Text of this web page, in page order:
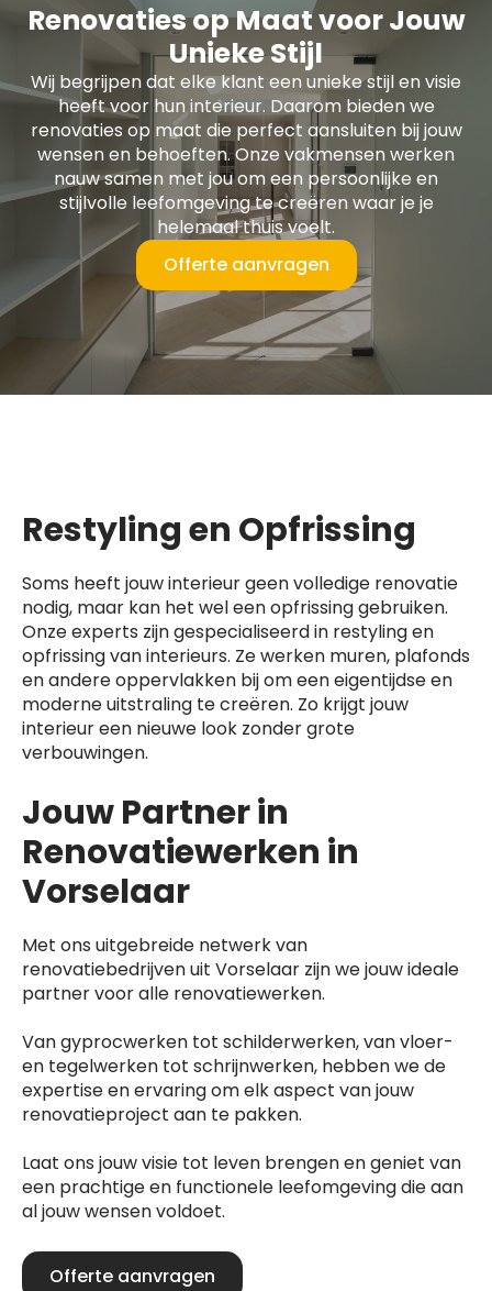
Renovaties op Maat voor Jouw
Unieke Stijl
Wij begrijpen dat elke klant een unieke stijl en visie
heeft voor hun interieur. Daarom bieden we
renovaties op maat die perfect aansluiten bij jouw
wensen en behoeften. Onze vakmensen werken
nauw samen met jou om een persoonlijke en
stijlvolle leefomgeving te creëren waar je je
helemaal thuis voelt.
Offerte aanvragen
Restyling en Opfrissing
Soms heeft jouw interieur geen volledige renovatie
nodig, maar kan het wel een opfrissing gebruiken.
Onze experts zijn gespecialiseerd in restyling en
opfrissing van interieurs. Ze werken muren, plafonds
en andere oppervlakken bij om een eigentijdse en
moderne uitstraling te creëren. Zo krijgt jouw
interieur een nieuwe look zonder grote
verbouwingen.
Jouw Partner in
Renovatiewerken in
Vorselaar
Met ons uitgebreide netwerk van
renovatiebedrijven uit Vorselaar zijn we jouw ideale
partner voor alle renovatiewerken.
Van gyprocwerken tot schilderwerken, van vloer-
en tegelwerken tot schrijnwerken, hebben we de
expertise en ervaring om elk aspect van jouw
renovatieproject aan te pakken.
Laat ons jouw visie tot leven brengen en geniet van
een prachtige en functionele leefomgeving die aan
al jouw wensen voldoet.
Offerte aanvragen